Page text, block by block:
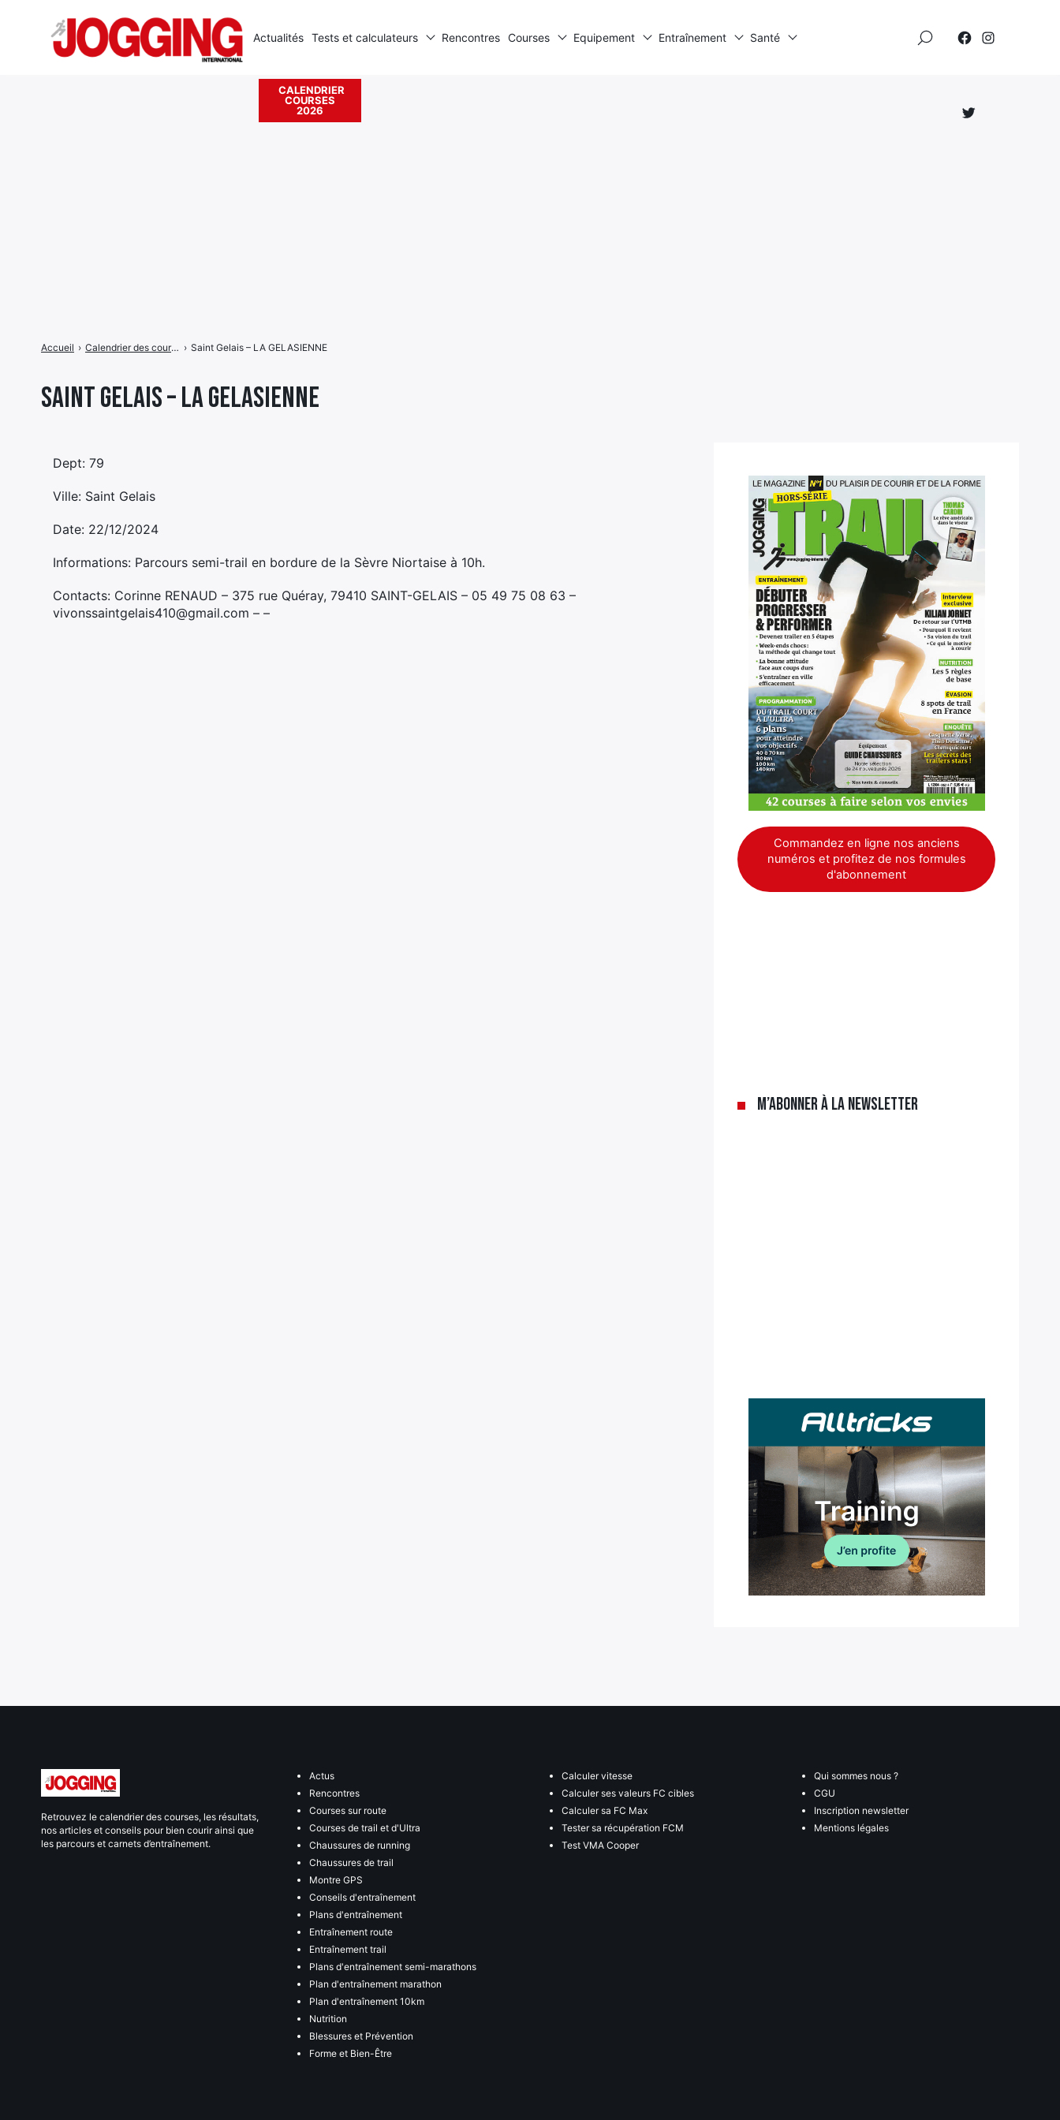
Saint Gelais – LA GELASIENNE
Accueil › Calendrier des courses › Saint Gelais – LA GELASIENNE
Dept: 79
Ville: Saint Gelais
Date: 22/12/2024
Informations: Parcours semi-trail en bordure de la Sèvre Niortaise à 10h.
Contacts: Corinne RENAUD – 375 rue Quéray, 79410 SAINT-GELAIS – 05 49 75 08 63 –
vivonssaintgelais410@gmail.com – –
Commandez en ligne nos anciens
numéros et profitez de nos formules
d'abonnement
M’abonner à la newsletter
Actualités Tests et calculateurs Rencontres Courses Equipement Entraînement Santé
CALENDRIER
COURSES
2026
Élément
Retrouvez le calendrier des courses, les résultats,
nos articles et conseils pour bien courir ainsi que
les parcours et carnets d’entraînement.
Actus
Rencontres
Courses sur route
Courses de trail et d'Ultra
Chaussures de running
Chaussures de trail
Montre GPS
Conseils d'entraînement
Plans d'entraînement
Entraînement route
Entraînement trail
Plans d'entraînement semi-marathons
Plan d'entraînement marathon
Plan d'entraînement 10km
Nutrition
Blessures et Prévention
Forme et Bien-Être
Calculer vitesse
Calculer ses valeurs FC cibles
Calculer sa FC Max
Tester sa récupération FCM
Test VMA Cooper
Qui sommes nous ?
CGU
Inscription newsletter
Mentions légales
Rechercher